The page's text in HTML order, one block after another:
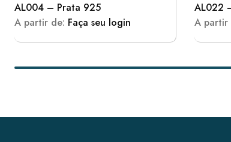
AL004 – Prata 925
A partir de: Faça seu login
AL022
A partir